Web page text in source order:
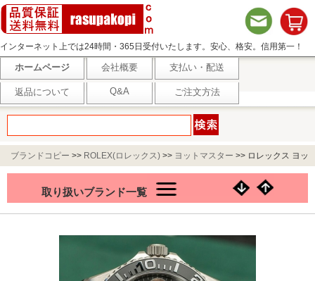
インターネット上では24時間・365日受付いたします。安心、格安。信用第一！
ホームページ 会社概要 支払い・配送
返品について Q&A ご注文方法
ブランドコピー >> ROLEX(ロレックス) >> ヨットマスター >> ロレックス ヨッ
取り扱いブランド一覧